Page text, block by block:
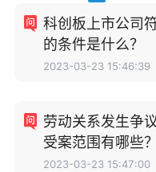
科创板上市公司
的条件是什么？
2023-03-23 15:46:39
劳动关系发生争
受案范围有哪些？
2023-03-23 15:47:00